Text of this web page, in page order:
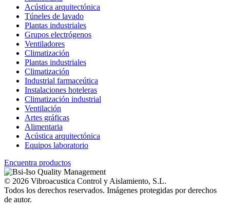
Acústica arquitectónica
Túneles de lavado
Plantas industriales
Grupos electrógenos
Ventiladores
Climatización
Plantas industriales
Climatización
Industrial farmaceútica
Instalaciones hoteleras
Climatización industrial
Ventilación
Artes gráficas
Alimentaria
Acústica arquitectónica
Equipos laboratorio
Encuentra productos
© 2026 Vibroacustica Control y Aislamiento, S.L.
Todos los derechos reservados. Imágenes protegidas por derechos
de autor.